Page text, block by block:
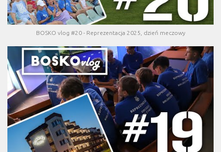
BOSKO vlog #20 - Reprezentacja 2025, dzień meczowy